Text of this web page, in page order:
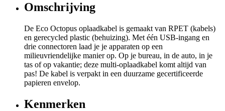
Omschrijving
De Eco Octopus oplaadkabel is gemaakt van RPET (kabels)
en gerecycled plastic (behuizing). Met één USB-ingang en
drie connectoren laad je je apparaten op een
milieuvriendelijke manier op. Op je bureau, in de auto, in je
tas of op vakantie; deze multi-oplaadkabel komt altijd van
pas! De kabel is verpakt in een duurzame gecertificeerde
papieren envelop.
Kenmerken